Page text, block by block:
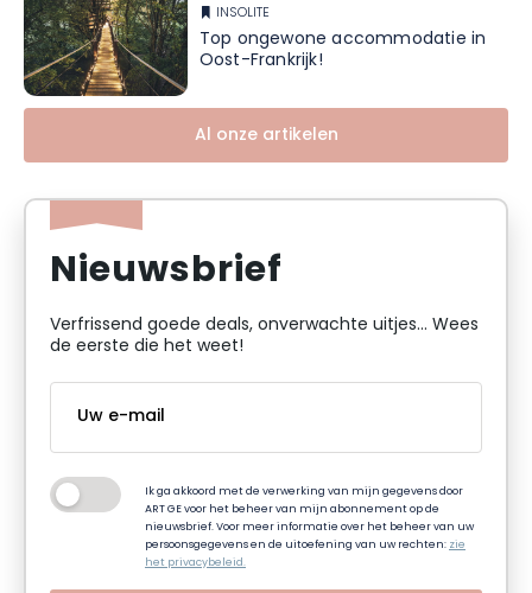
INSOLITE
Top ongewone accommodatie in
Oost-Frankrijk!
Al onze artikelen
Nieuwsbrief
Verfrissend goede deals, onverwachte uitjes... Wees
de eerste die het weet!
Ik ga akkoord met de verwerking van mijn gegevens door
ART GE voor het beheer van mijn abonnement op de
nieuwsbrief. Voor meer informatie over het beheer van uw
persoonsgegevens en de uitoefening van uw rechten:zie
het privacybeleid.